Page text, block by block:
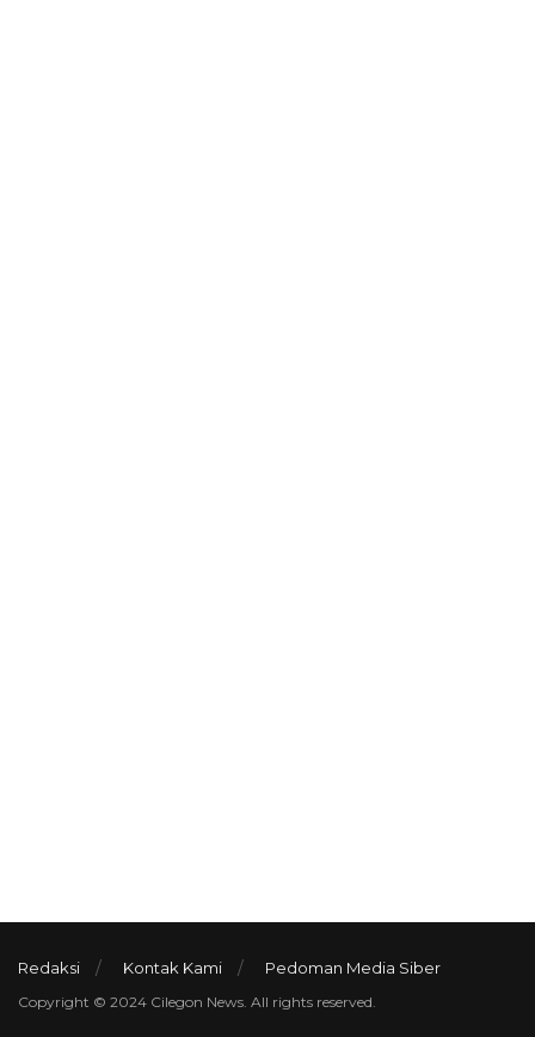
Redaksi Kontak Kami Pedoman Media Siber
Copyright © 2024 Cilegon News. All rights reserved.